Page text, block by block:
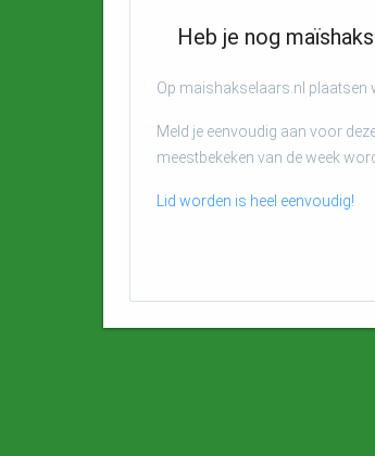
Heb je nog
Op maishakselaars.nl plaatsen
Meld je eenvoudig aan voor
meestbekeken van de week
Lid worden is heel eenvoudig!